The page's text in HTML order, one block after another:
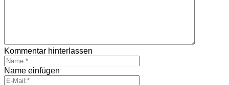
Kommentar hinterlassen
Name einfügen